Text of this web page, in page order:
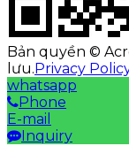
Bản quyền ©
lưu.Privacy
whatsapp
Phone
E-mail
Inquiry